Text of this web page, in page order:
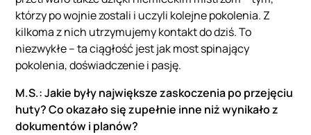
którzy po wojnie zostali i uczyli kolejne pokolenia. Z
kilkoma z nich utrzymujemy kontakt do dziś. To
niezwykłe – ta ciągłość jest jak most spinający
pokolenia, doświadczenie i pasję.
M.S.: Jakie były największe zaskoczenia po przejęciu
huty? Co okazało się zupełnie inne niż wynikało z
dokumentów i planów?